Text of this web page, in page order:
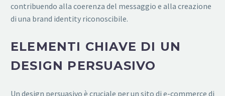
contribuendo alla coerenza del messaggio e alla creazione
di una brand identity riconoscibile.
ELEMENTI CHIAVE DI UN
DESIGN PERSUASIVO
Un design persuasivo è cruciale per un sito di e-commerce di